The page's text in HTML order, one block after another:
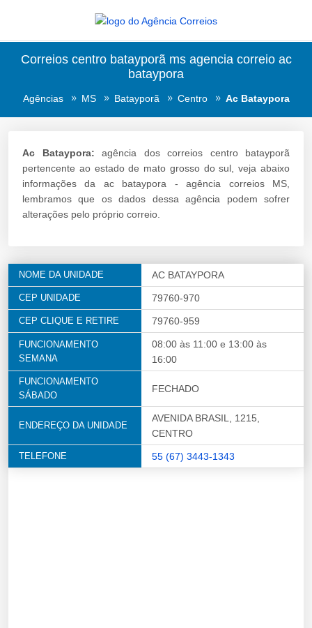
Correios centro batayporã ms agencia correio ac
bataypora
Agências MS Batayporã Centro Ac Bataypora
Ac Bataypora: agência dos correios centro batayporã
pertencente ao estado de mato grosso do sul, veja abaixo
informações da ac bataypora - agência correios MS,
lembramos que os dados dessa agência podem sofrer
alterações pelo próprio correio.
NOME DA UNIDADE AC BATAYPORA
CEP UNIDADE 79760-970
CEP CLIQUE E RETIRE 79760-959
FUNCIONAMENTO
SEMANA
08:00 às 11:00 e 13:00 às
16:00
FUNCIONAMENTO
SÁBADO
FECHADO
ENDEREÇO DA UNIDADE
AVENIDA BRASIL, 1215,
CENTRO
TELEFONE 55 (67) 3443-1343